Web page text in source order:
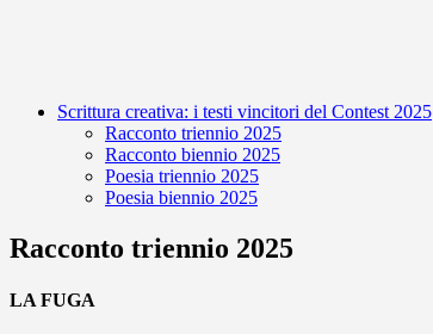
Scrittura creativa: i testi vincitori del Contest 2025
Racconto triennio 2025
Racconto biennio 2025
Poesia triennio 2025
Poesia biennio 2025
Racconto triennio 2025
LA FUGA